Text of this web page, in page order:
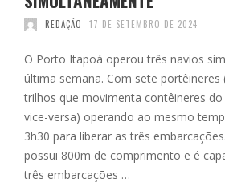
REDAÇÃO 17 DE SETEMBRO DE 2024
O Porto Itapoá operou três navios
última semana. Com sete portêineres
trilhos que movimenta contêineres
vice-versa) operando ao mesmo
3h30 para liberar as três
possui 800m de comprimento e é
três embarcações …